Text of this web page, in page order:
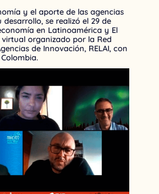
y el aporte de las agencias
se realizó el 29 de
en Latinoamérica y El
organizado por la Red
de Innovación, RELAI, con